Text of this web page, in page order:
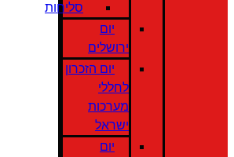
סליחות
יום
ירושלים
יום הזכרון
לחללי
מערכות
ישראל
יום